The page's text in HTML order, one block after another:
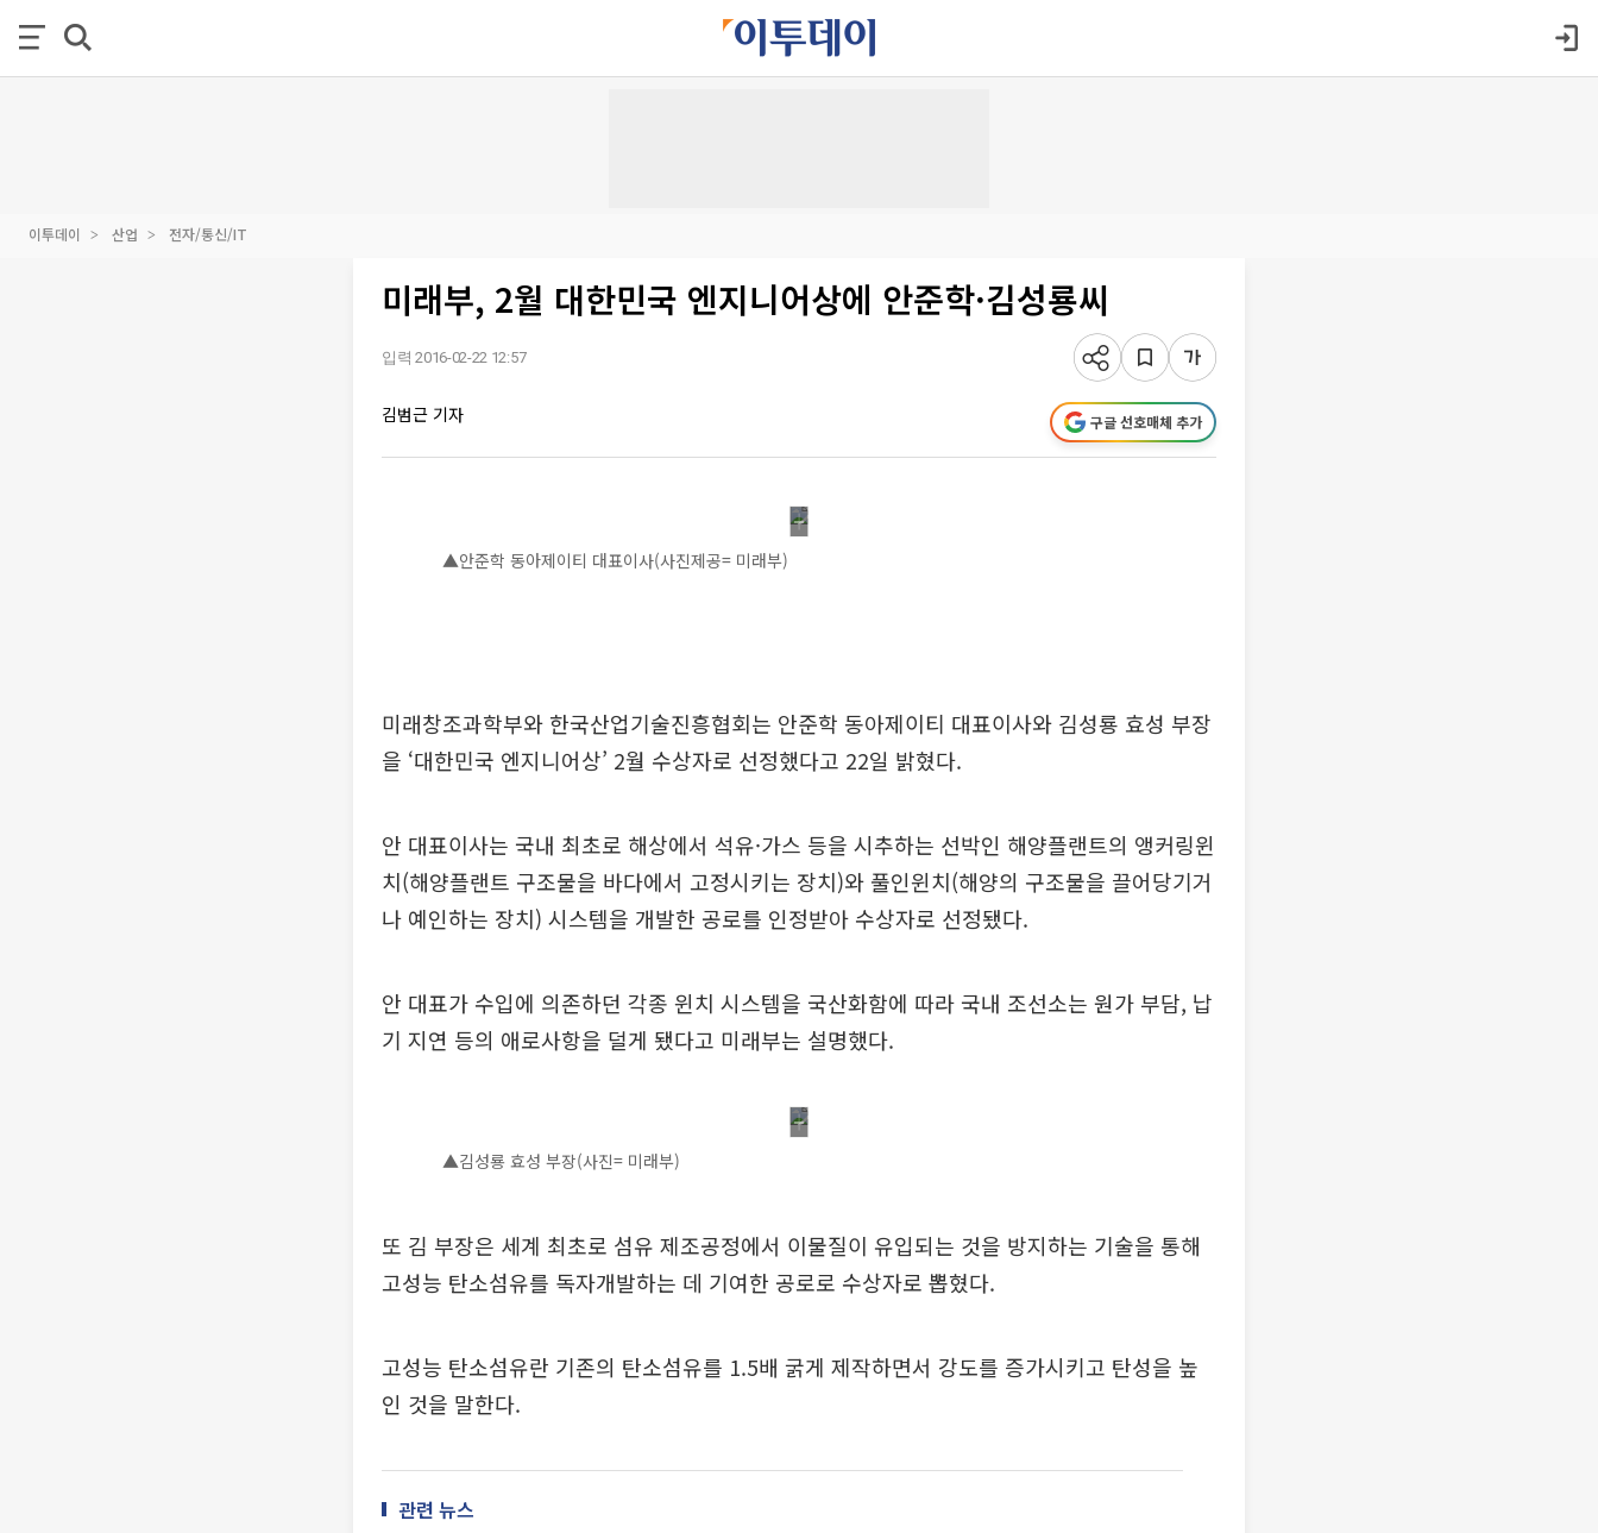
이투데이 산업 전자/통신/IT
미래부, 2월 대한민국 엔지니어상에 안준학·김성룡씨
입력 2016-02-22 12:57
김범근 기자 구글 선호매체 추가
▲안준학 동아제이티 대표이사(사진제공= 미래부)
미래창조과학부와 한국산업기술진흥협회는 안준학 동아제이티 대표이사와 김성룡 효성 부장
을 ‘대한민국 엔지니어상’ 2월 수상자로 선정했다고 22일 밝혔다.
안 대표이사는 국내 최초로 해상에서 석유·가스 등을 시추하는 선박인 해양플랜트의 앵커링윈
치(해양플랜트 구조물을 바다에서 고정시키는 장치)와 풀인윈치(해양의 구조물을 끌어당기거
나 예인하는 장치) 시스템을 개발한 공로를 인정받아 수상자로 선정됐다.
안 대표가 수입에 의존하던 각종 윈치 시스템을 국산화함에 따라 국내 조선소는 원가 부담, 납
기 지연 등의 애로사항을 덜게 됐다고 미래부는 설명했다.
▲김성룡 효성 부장(사진= 미래부)
또 김 부장은 세계 최초로 섬유 제조공정에서 이물질이 유입되는 것을 방지하는 기술을 통해
고성능 탄소섬유를 독자개발하는 데 기여한 공로로 수상자로 뽑혔다.
고성능 탄소섬유란 기존의 탄소섬유를 1.5배 굵게 제작하면서 강도를 증가시키고 탄성을 높
인 것을 말한다.
관련 뉴스